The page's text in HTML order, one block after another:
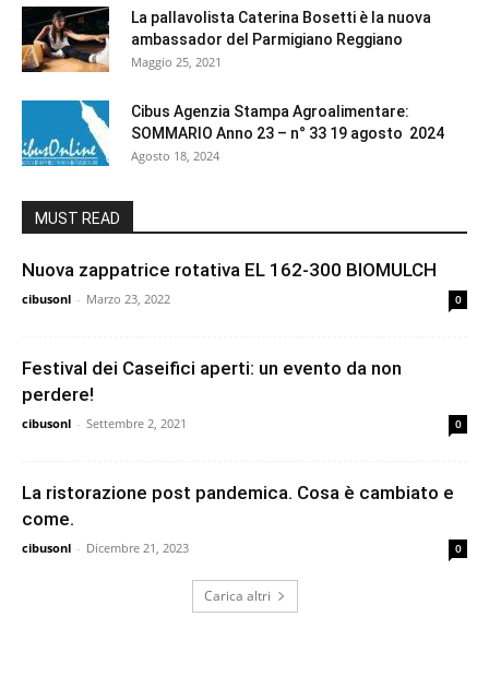
La pallavolista Caterina Bosetti è la nuova
ambassador del Parmigiano Reggiano
Maggio 25, 2021
Cibus Agenzia Stampa Agroalimentare:
SOMMARIO Anno 23 – n° 33 19 agosto 2024
Agosto 18, 2024
MUST READ
Nuova zappatrice rotativa EL 162-300 BIOMULCH
cibusonl - Marzo 23, 2022 0
Festival dei Caseifici aperti: un evento da non
perdere!
cibusonl - Settembre 2, 2021 0
La ristorazione post pandemica. Cosa è cambiato e
come.
cibusonl - Dicembre 21, 2023 0
Carica altri